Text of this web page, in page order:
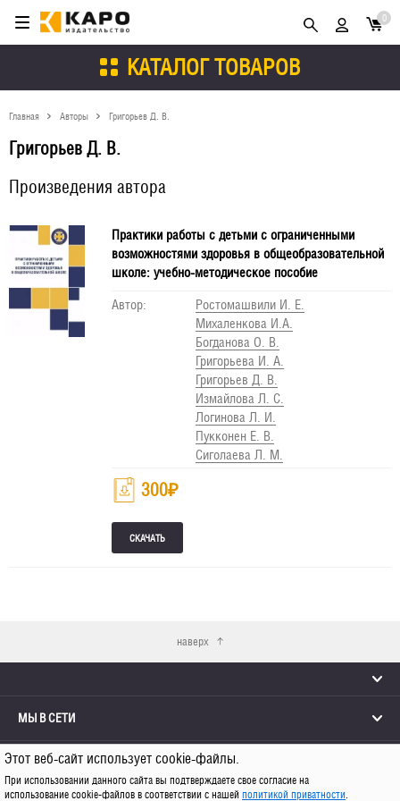
Этот веб-сайт использует cookie-файлы.
При использовании данного сайта вы подтверждаете свое согласие на
использование cookie-файлов в соответствии с нашей политикой приватности.
КАТАЛОГ ТОВАРОВ
0
Главная Авторы Григорьев Д. В.
Григорьев Д. В.
Произведения автора
Практики работы с детьми с ограниченными
возможностями здоровья в общеобразовательной
школе: учебно-методическое пособие
Автор:
Ростомашвили И. Е.
Михаленкова И.А.
Богданова О. В.
Григорьева И. А.
Григорьев Д. В.
Измайлова Л. С.
Логинова Л. И.
Пукконен Е. В.
Сиголаева Л. М.
300₽
наверх
МЫ В СЕТИ
КОНТАКТЫ